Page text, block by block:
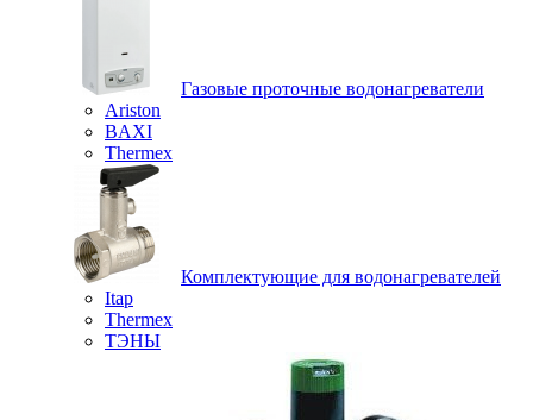
Газовые проточные водонагреватели
Ariston
BAXI
Thermex
Комплектующие для водонагревателей
Itap
Thermex
ТЭНЫ